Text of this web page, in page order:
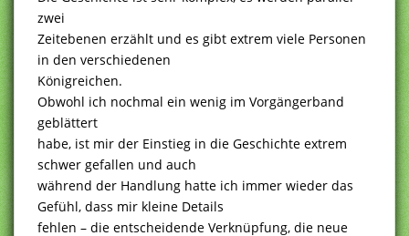
zwei
Zeitebenen erzählt und es gibt extrem viele Personen
in den verschiedenen
Königreichen.
Obwohl ich nochmal ein wenig im Vorgängerband
geblättert
habe, ist mir der Einstieg in die Geschichte extrem
schwer gefallen und auch
während der Handlung hatte ich immer wieder das
Gefühl, dass mir kleine Details
fehlen – die entscheidende Verknüpfung, die neue